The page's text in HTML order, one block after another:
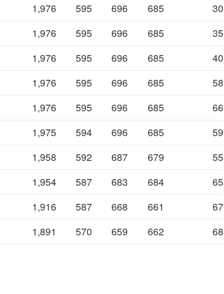
1,976 595 696 685
30
1,976 595 696 685
35
1,976 595 696 685
40
1,976 595 696 685
58
1,976 595 696 685
66
1,975 594 696 685
59
1,958 592 687 679
55
1,954 587 683 684
65
1,916 587 668 661
67
1,891 570 659 662 68